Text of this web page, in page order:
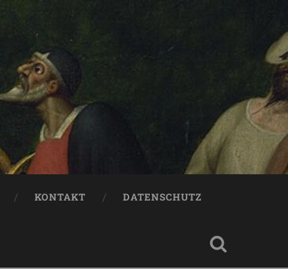
KONTAKT DATENSCHUTZ